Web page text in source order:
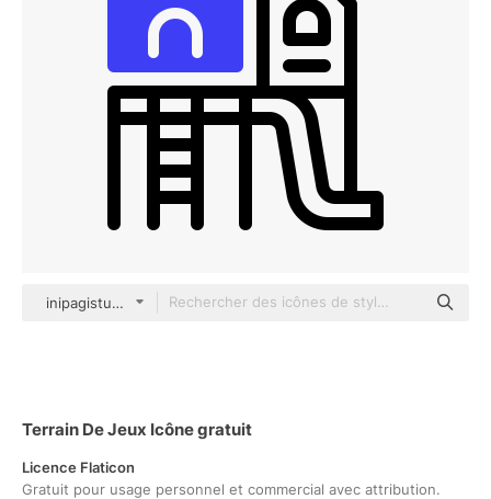
inipagistudio Mixed
Terrain De Jeux Icône gratuit
Licence Flaticon
Gratuit pour usage personnel et commercial avec attribution.